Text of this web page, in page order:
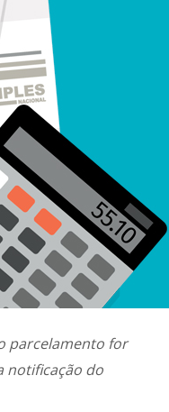
parcelamento for
notificação do